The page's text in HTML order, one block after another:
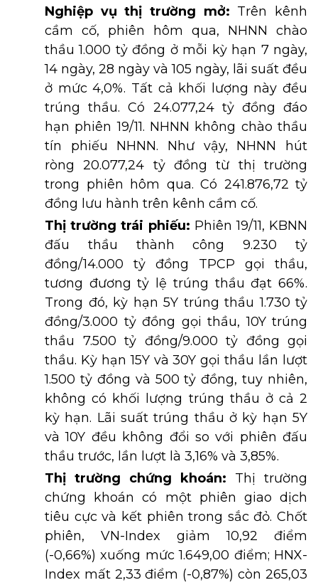
Nghiệp vụ thị trường mở: Trên kênh
cầm cố, phiên hôm qua, NHNN chào
thầu 1.000 tỷ đồng ở mỗi kỳ hạn 7 ngày,
14 ngày, 28 ngày và 105 ngày, lãi suất đều
ở mức 4,0%. Tất cả khối lượng này đều
trúng thầu. Có 24.077,24 tỷ đồng đáo
hạn phiên 19/11. NHNN không chào thầu
tín phiếu NHNN. Như vậy, NHNN hút
ròng 20.077,24 tỷ đồng từ thị trường
trong phiên hôm qua. Có 241.876,72 tỷ
đồng lưu hành trên kênh cầm cố.
Thị trường trái phiếu: Phiên 19/11, KBNN
đấu thầu thành công 9.230 tỷ
đồng/14.000 tỷ đồng TPCP gọi thầu,
tương đương tỷ lệ trúng thầu đạt 66%.
Trong đó, kỳ hạn 5Y trúng thầu 1.730 tỷ
đồng/3.000 tỷ đồng gọi thầu, 10Y trúng
thầu 7.500 tỷ đồng/9.000 tỷ đồng gọi
thầu. Kỳ hạn 15Y và 30Y gọi thầu lần lượt
1.500 tỷ đồng và 500 tỷ đồng, tuy nhiên,
không có khối lượng trúng thầu ở cả 2
kỳ hạn. Lãi suất trúng thầu ở kỳ hạn 5Y
và 10Y đều không đổi so với phiên đấu
thầu trước, lần lượt là 3,16% và 3,85%.
Thị trường chứng khoán: Thị trường
chứng khoán có một phiên giao dịch
tiêu cực và kết phiên trong sắc đỏ. Chốt
phiên, VN-Index giảm 10,92 điểm
(-0,66%) xuống mức 1.649,00 điểm; HNX-
Index mất 2,33 điểm (-0,87%) còn 265,03